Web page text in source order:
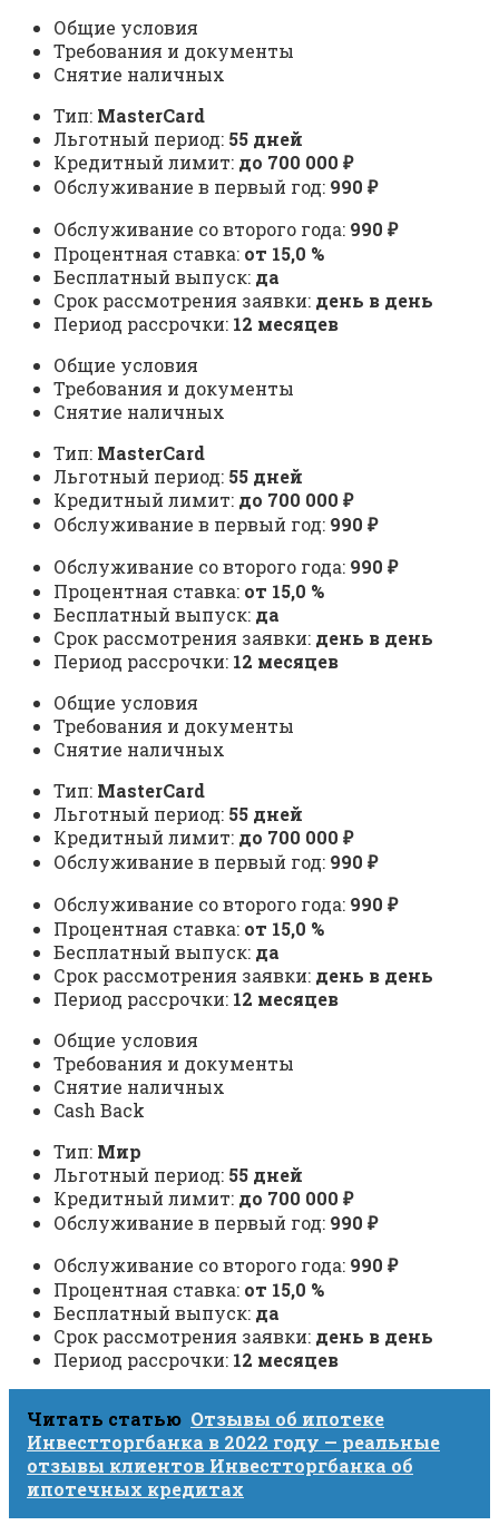
Общие условия
Требования и документы
Снятие наличных
Тип: MasterСard
Льготный период: 55 дней
Кредитный лимит: до 700 000 ₽
Обслуживание в первый год: 990 ₽
Обслуживание со второго года: 990 ₽
Процентная ставка: от 15,0 %
Бесплатный выпуск: да
Срок рассмотрения заявки: день в день
Период рассрочки: 12 месяцев
Общие условия
Требования и документы
Снятие наличных
Тип: MasterСard
Льготный период: 55 дней
Кредитный лимит: до 700 000 ₽
Обслуживание в первый год: 990 ₽
Обслуживание со второго года: 990 ₽
Процентная ставка: от 15,0 %
Бесплатный выпуск: да
Срок рассмотрения заявки: день в день
Период рассрочки: 12 месяцев
Общие условия
Требования и документы
Снятие наличных
Тип: MasterСard
Льготный период: 55 дней
Кредитный лимит: до 700 000 ₽
Обслуживание в первый год: 990 ₽
Обслуживание со второго года: 990 ₽
Процентная ставка: от 15,0 %
Бесплатный выпуск: да
Срок рассмотрения заявки: день в день
Период рассрочки: 12 месяцев
Общие условия
Требования и документы
Снятие наличных
Cash Back
Тип: Мир
Льготный период: 55 дней
Кредитный лимит: до 700 000 ₽
Обслуживание в первый год: 990 ₽
Обслуживание со второго года: 990 ₽
Процентная ставка: от 15,0 %
Бесплатный выпуск: да
Срок рассмотрения заявки: день в день
Период рассрочки: 12 месяцев
Читать статью Отзывы об ипотеке
Инвестторгбанка в 2022 году — реальные
отзывы клиентов Инвестторгбанка об
ипотечных кредитах